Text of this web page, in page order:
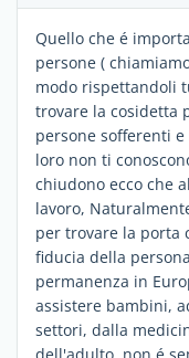
Quello che é
persone (
modo rispettandoli
trovare la cosidetta
persone sofferenti
loro non ti
chiudono ecco che
lavoro,
per trovare la porta
fiducia della
permanenza in
assistere bambini,
settori, dalla